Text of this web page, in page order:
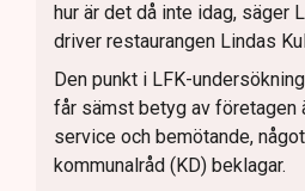
hur är det då inte idag, säger
driver restaurangen Lindas
Den punkt i LFK-
får sämst betyg av företagen
service och bemötande,
kommunalråd (KD) beklagar.